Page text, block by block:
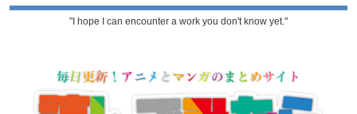
"I hope I can encounter a work you don't know yet."